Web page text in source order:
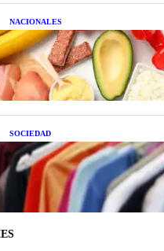
NACIONALES
Nutrición inteligente: Cinco
temporada que deberías
SOCIEDAD
Las grandes marcas globales
tendencia de la ropa de